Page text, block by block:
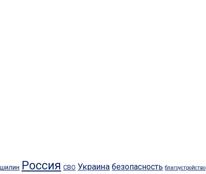
Россия СВО Украина безопасность благоустройство